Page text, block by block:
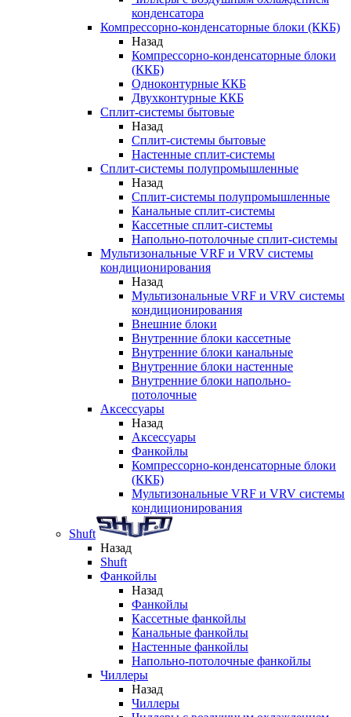
конденсатора
Компрессорно-конденсаторные блоки (ККБ)
Назад
Компрессорно-конденсаторные блоки
(ККБ)
Одноконтурные ККБ
Двухконтурные ККБ
Сплит-системы бытовые
Назад
Сплит-системы бытовые
Настенные сплит-системы
Сплит-системы полупромышленные
Назад
Сплит-системы полупромышленные
Канальные сплит-системы
Кассетные сплит-системы
Напольно-потолочные сплит-системы
Мультизональные VRF и VRV системы
кондиционирования
Назад
Мультизональные VRF и VRV системы
кондиционирования
Внешние блоки
Внутренние блоки кассетные
Внутренние блоки канальные
Внутренние блоки настенные
Внутренние блоки напольно-
потолочные
Аксессуары
Назад
Аксессуары
Фанкойлы
Компрессорно-конденсаторные блоки
(ККБ)
Мультизональные VRF и VRV системы
кондиционирования
Shuft
Назад
Shuft
Фанкойлы
Назад
Фанкойлы
Кассетные фанкойлы
Канальные фанкойлы
Настенные фанкойлы
Напольно-потолочные фанкойлы
Чиллеры
Назад
Чиллеры